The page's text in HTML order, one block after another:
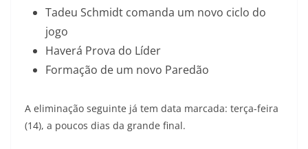
Tadeu Schmidt comanda um novo ciclo do
jogo
Haverá Prova do Líder
Formação de um novo Paredão
A eliminação seguinte já tem data marcada: terça-feira
(14), a poucos dias da grande final.